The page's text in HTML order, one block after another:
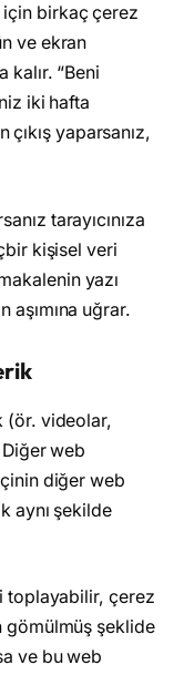
birkaç çerez
ve ekran
kalır. “Beni
iki hafta
yaparsanız,
tarayıcınıza
kişisel veri
yazı
aşımına uğrar.
(ör. videolar,
web
diğer web
aynı şekilde
toplayabilir, çerez
gömülmüş şeklide
ve bu web